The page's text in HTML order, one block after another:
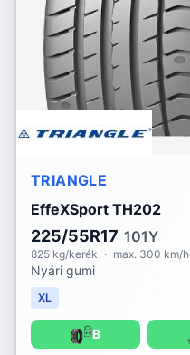
TRIANGLE
EffeXSport TH202
225/55R17 101Y
825 kg/kerék · max. 300 km/h
Nyári gumi
XL
B